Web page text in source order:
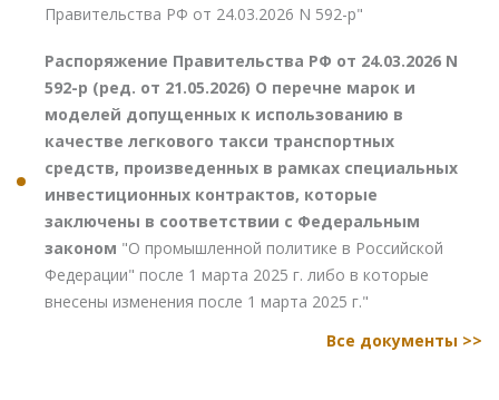
Правительства РФ от 24.03.2026 N 592-р"
Распоряжение Правительства РФ от 24.03.2026 N
592-р (ред. от 21.05.2026) О перечне марок и
моделей допущенных к использованию в
качестве легкового такси транспортных
средств, произведенных в рамках специальных
инвестиционных контрактов, которые
заключены в соответствии с Федеральным
законом "О промышленной политике в Российской
Федерации" после 1 марта 2025 г. либо в которые
внесены изменения после 1 марта 2025 г."
Все документы >>